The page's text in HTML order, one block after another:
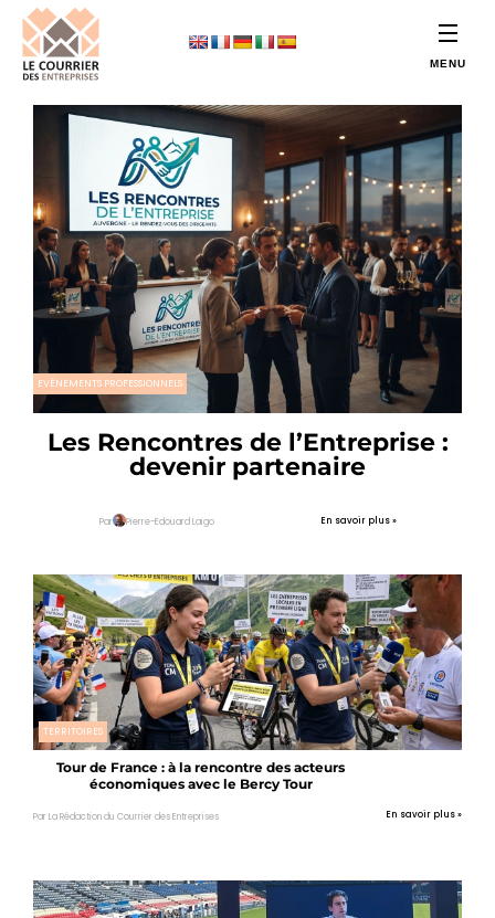
EVÉNEMENTS PROFESSIONNELS
Les Rencontres de l’Entreprise :
devenir partenaire
Par Pierre-Edouard Laigo En savoir plus »
TERRITOIRES
Tour de France : à la rencontre des acteurs
économiques avec le Bercy Tour
Par La Rédaction du Courrier des Entreprises En savoir plus »